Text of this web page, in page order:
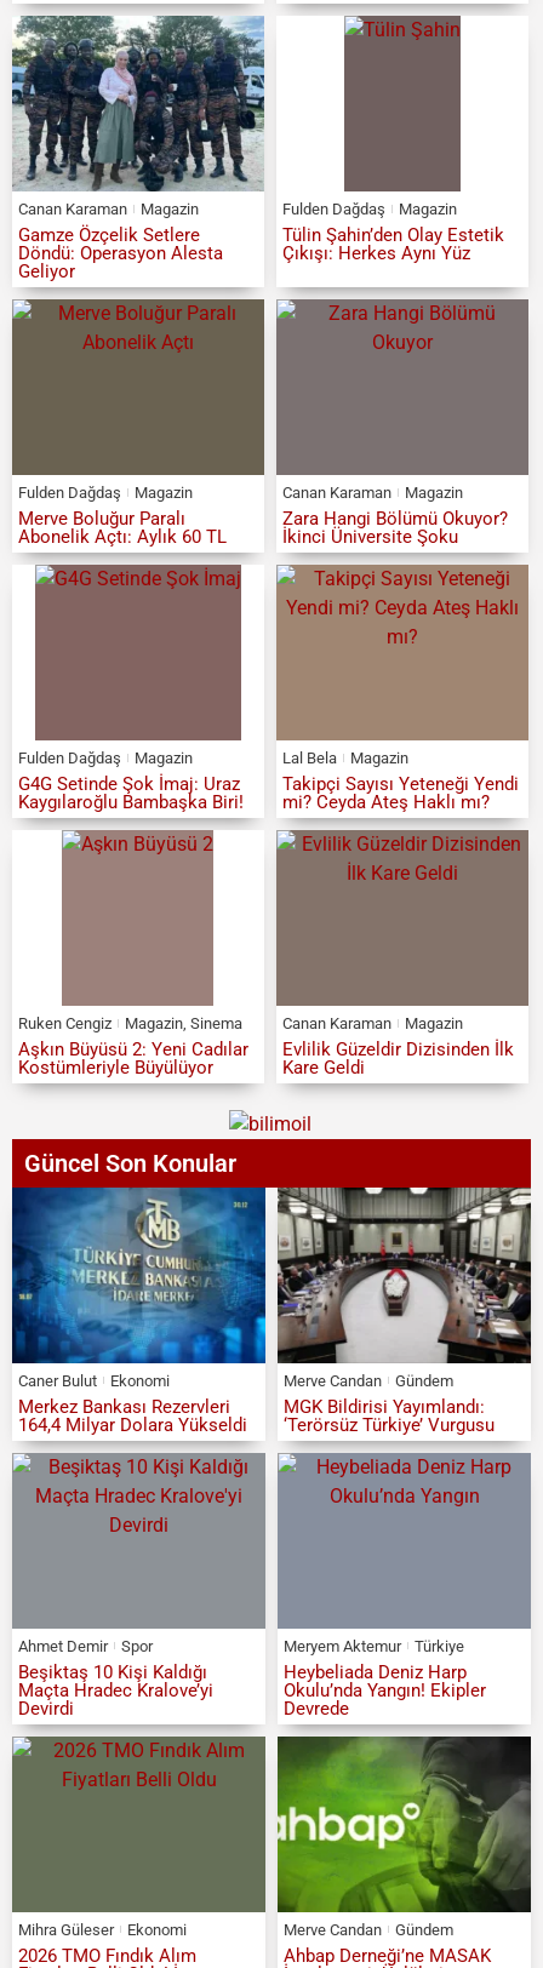
Canan Karaman Magazin
Gamze Özçelik Setlere
Döndü: Operasyon Alesta
Geliyor
Fulden Dağdaş Magazin
Tülin Şahin’den Olay Estetik
Çıkışı: Herkes Aynı Yüz
Fulden Dağdaş Magazin
Merve Boluğur Paralı
Abonelik Açtı: Aylık 60 TL
Canan Karaman Magazin
Zara Hangi Bölümü Okuyor?
İkinci Üniversite Şoku
Fulden Dağdaş Magazin
G4G Setinde Şok İmaj: Uraz
Kaygılaroğlu Bambaşka Biri!
Lal Bela Magazin
Takipçi Sayısı Yeteneği Yendi
mi? Ceyda Ateş Haklı mı?
Ruken Cengiz Magazin Sinema
Aşkın Büyüsü 2: Yeni Cadılar
Kostümleriyle Büyülüyor
Canan Karaman Magazin
Evlilik Güzeldir Dizisinden İlk
Kare Geldi
Güncel Son Konular
Caner Bulut Ekonomi
Merkez Bankası Rezervleri
164,4 Milyar Dolara Yükseldi
Merve Candan Gündem
MGK Bildirisi Yayımlandı:
‘Terörsüz Türkiye’ Vurgusu
Ahmet Demir Spor
Beşiktaş 10 Kişi Kaldığı
Maçta Hradec Kralove’yi
Devirdi
Meryem Aktemur Türkiye
Heybeliada Deniz Harp
Okulu’nda Yangın! Ekipler
Devrede
Mihra Güleser Ekonomi
2026 TMO Fındık Alım
Merve Candan Gündem
Ahbap Derneği’ne MASAK